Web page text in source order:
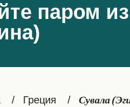
паром из
Греция Сувала